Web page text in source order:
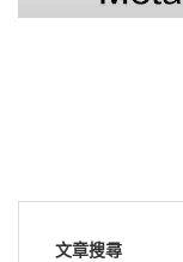
文章搜尋